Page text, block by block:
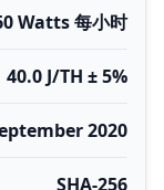
Watts 每小时
40.0 J/TH ± 5%
2020
SHA-256